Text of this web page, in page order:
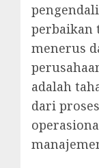
perbaikan
menerus
adalah
dari